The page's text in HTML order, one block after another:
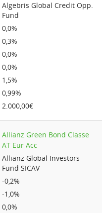
Algebris Global Credit Opp.
Fund
0,0%
0,3%
0,0%
0,0%
1,5%
0,99%
2.000,00€
Allianz Green Bond Classe
AT Eur Acc
Allianz Global Investors
Fund SICAV
-0,2%
-1,0%
0,0%